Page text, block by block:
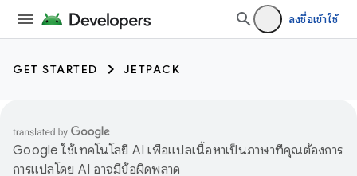
ลงชื่อเข้าใช้
GET STARTED JETPACK
Google ใช้เทคโนโลยี AI เพื่อแปลเนื้อหาเป็นภาษาที่คุณต้องการ
การแปลโดย AI อาจมีข้อผิดพลาด